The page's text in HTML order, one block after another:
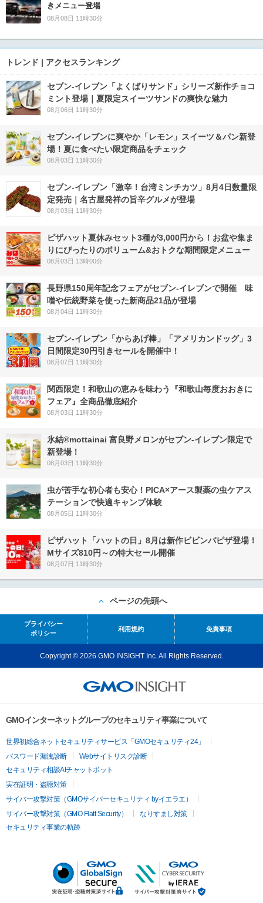
きメニュー登場
08月08日 11時30分
トレンド | アクセスランキング
セブン‐イレブン「よくばりサンド」シリーズ新作チョコ
ミント登場｜夏限定スイーツサンドの爽快な魅力
08月06日 11時30分
セブン‐イレブンに爽やか「レモン」スイーツ＆パン新登
場！夏に食べたい限定商品をチェック
08月03日 11時30分
セブン-イレブン「激辛！台湾ミンチカツ」8月4日数量限
定発売｜名古屋発祥の旨辛グルメが登場
08月03日 11時30分
ピザハット夏休みセット3種が3,000円から！お盆や集ま
りにぴったりのボリューム&おトクな期間限定メニュー
08月03日 13時00分
長野県150周年記念フェアがセブン-イレブンで開催 味
噌や伝統野菜を使った新商品21品が登場
08月04日 11時30分
セブン‐イレブン「からあげ棒」「アメリカンドッグ」3
日間限定30円引きセールを開催中！
08月07日 11時30分
関西限定！和歌山の恵みを味わう『和歌山毎度おおきに
フェア』全商品徹底紹介
08月03日 11時30分
氷結®mottainai 富良野メロンがセブン‐イレブン限定で
新登場！
08月03日 11時30分
虫が苦手な初心者も安心！PICA×アース製薬の虫ケアス
テーションで快適キャンプ体験
08月05日 11時30分
ピザハット「ハットの日」8月は新作ビビンバピザ登場！
Mサイズ810円～の特大セール開催
08月07日 11時30分
ページの先頭へ
プライバシー
ポリシー
利用規約 免責事項
Copyright © 2026 GMO INSIGHT Inc. All Rights Reserved.
GMOインターネットグループのセキュリティ事業について
世界初総合ネットセキュリティサービス「GMOセキュリティ24」
パスワード漏洩診断
Webサイトリスク診断
セキュリティ相談AIチャットボット
実在証明・盗聴対策
サイバー攻撃対策（GMOサイバーセキュリティ byイエラエ）
サイバー攻撃対策（GMO Flatt Security）
なりすまし対策
セキュリティ事業の軌跡